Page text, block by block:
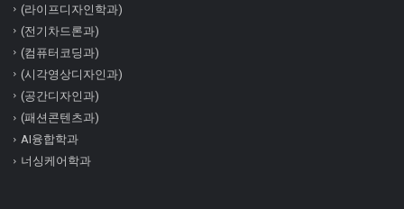
(라이프디자인학과)
(전기차드론과)
(컴퓨터코딩과)
(시각영상디자인과)
(공간디자인과)
(패션콘텐츠과)
AI융합학과
너싱케어학과